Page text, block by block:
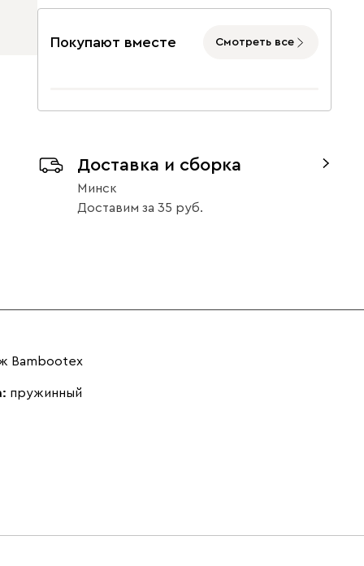
Покупают вместе Смотреть все
Доставка и сборка
Минск
Доставим за 35
Bambootex
пружинный